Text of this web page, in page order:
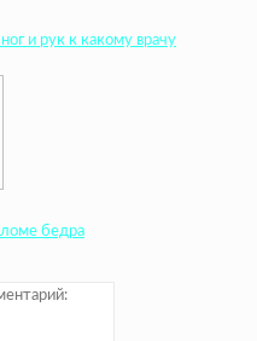
и рук к какому врачу
бедра